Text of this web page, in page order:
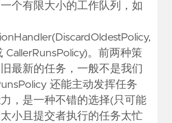
个有限大小的工作队列，如
CallerRunsPolicy)。前两种策
最新的任务，一般不是我们
还能主动发挥任务
，是一种不错的选择(只可能
小且提交者执行的任务太忙